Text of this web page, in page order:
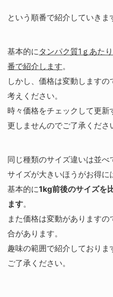
という順番で紹介していきま
基本的に タンパク質1ｇあた
番で紹介します。
しかし、価格は変動します
考えください。
時々価格をチェックして更
更しませんのでご了承くださ
同じ種類のサイズ違いは並べ
サイズが大きいほうがお得に
基本的に1kg前後のサイズを
ます。
また価格は変動があります
合があります。
趣味の範囲で紹介しており
ご了承ください。